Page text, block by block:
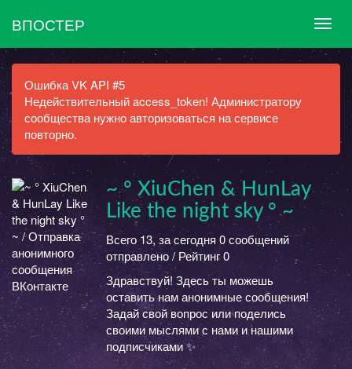
ВПОСТЕР
Ошибка VK API #5
Недействительный access_token! Администратору
сообщества нужно авторизоваться на сервисе
повторно.
~ ° XiuChen & HunLay
Like the night sky ° ~
Всего 13, за сегодня 0 сообщений
отправлено / Рейтинг 0
Здравствуй! Здесь ты можешь
оставить нам анонимные сообщения!
Задай свой вопрос или поделись
своими мыслями с нами и нашими
подписчиками ✨